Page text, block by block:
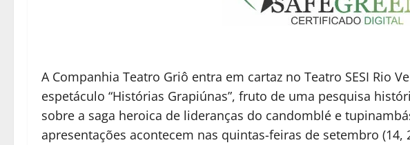
A Companhia Teatro Griô entra em cartaz no Teatro SESI Rio
espetáculo “Histórias Grapiúnas”, fruto de uma pesquisa
sobre a saga heroica de lideranças do candomblé e
apresentações acontecem nas quintas-feiras de setembro (14,